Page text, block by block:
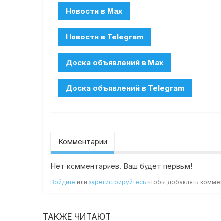
Комментарии
Нет комментариев. Ваш будет первым!
Войдите илизарегистрируйтесь чтобы добавлять
ТАКЖЕ ЧИТАЮТ